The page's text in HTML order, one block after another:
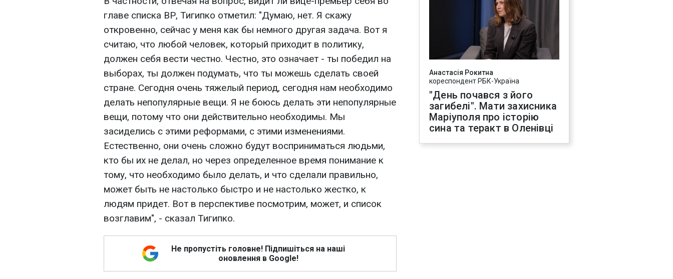
главе списка ВР, Тигипко отметил: "Думаю, нет. Я скажу
откровенно, сейчас у меня как бы немного другая задача. Вот я
считаю, что любой человек, который приходит в политику,
должен себя вести честно. Честно, это означает - ты победил на
выборах, ты должен подумать, что ты можешь сделать своей
стране. Сегодня очень тяжелый период, сегодня нам необходимо
делать непопулярные вещи. Я не боюсь делать эти непопулярные
вещи, потому что они действительно необходимы. Мы
засиделись с этими реформами, с этими изменениями.
Естественно, они очень сложно будут восприниматься людьми,
кто бы их не делал, но через определенное время понимание к
тому, что необходимо было делать, и что сделали правильно,
может быть не настолько быстро и не настолько жестко, к
людям придет. Вот в перспективе посмотрим, может, и список
возглавим", - сказал Тигипко.
Не пропустіть головне! Підпишіться на наші
оновлення в Google!
Анастасія Рокитна
кореспондент РБК-Україна
"День почався з його
загибелі". Мати захисника
Маріуполя про історію
сина та теракт в Оленівці